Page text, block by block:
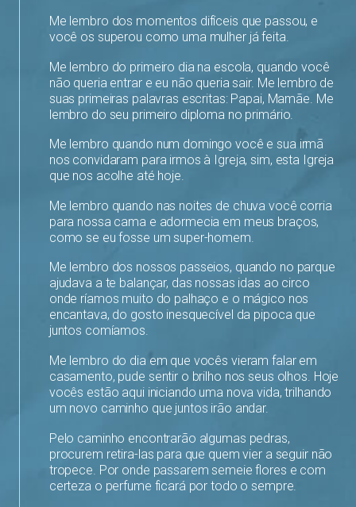
Me lembro dos momentos difíceis que passou, e
você os superou como uma mulher já feita.
Me lembro do primeiro dia na escola, quando você
não queria entrar e eu não queria sair. Me lembro de
suas primeiras palavras escritas: Papai, Mamãe. Me
lembro do seu primeiro diploma no primário.
Me lembro quando num domingo você e sua irmã
nos convidaram para irmos à Igreja, sim, esta Igreja
que nos acolhe até hoje.
Me lembro quando nas noites de chuva você corria
para nossa cama e adormecia em meus braços,
como se eu fosse um super-homem.
Me lembro dos nossos passeios, quando no parque
ajudava a te balançar, das nossas idas ao circo
onde ríamos muito do palhaço e o mágico nos
encantava, do gosto inesquecível da pipoca que
juntos comíamos.
Me lembro do dia em que vocês vieram falar em
casamento, pude sentir o brilho nos seus olhos. Hoje
vocês estão aqui iniciando uma nova vida, trilhando
um novo caminho que juntos irão andar.
Pelo caminho encontrarão algumas pedras,
procurem retira-las para que quem vier a seguir não
tropece. Por onde passarem semeie flores e com
certeza o perfume ficará por todo o sempre.